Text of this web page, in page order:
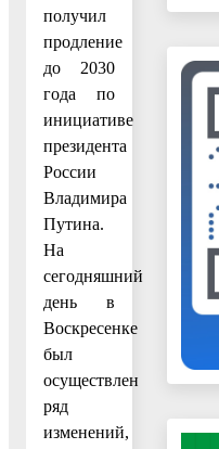
получил
продление
до 2030
года по
инициативе
президента
России
Владимира
Путина.
На
сегодняшний
день в
Воскресенке
был
осуществлен
ряд
изменений,